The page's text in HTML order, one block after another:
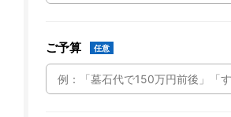
ご予算 任意